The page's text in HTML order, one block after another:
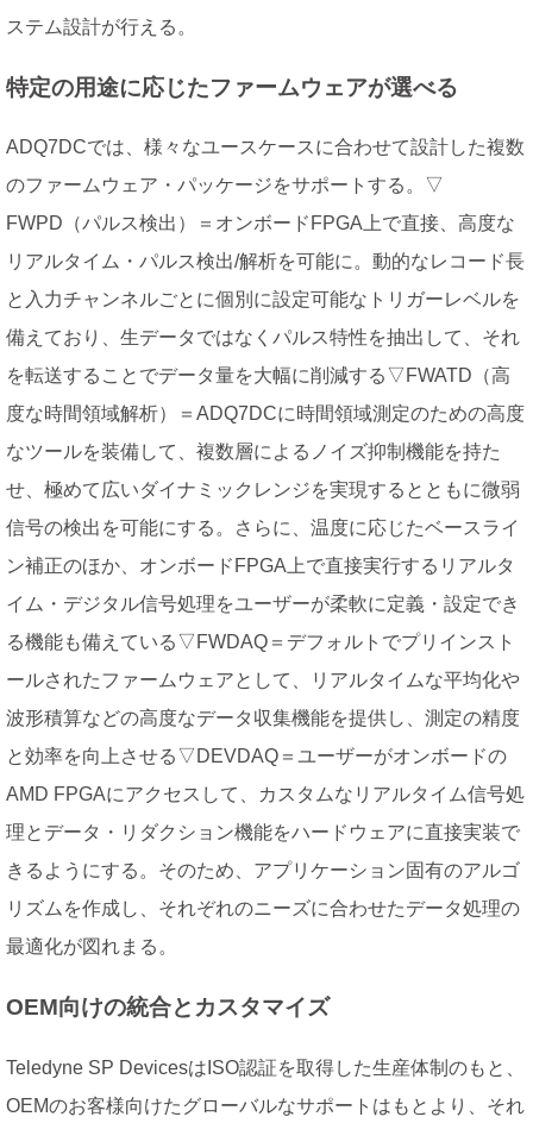
ステム設計が行える。
特定の用途に応じたファームウェアが選べる
ADQ7DCでは、様々なユースケースに合わせて設計した複数
のファームウェア・パッケージをサポートする。▽
FWPD（パルス検出）＝オンボードFPGA上で直接、高度な
リアルタイム・パルス検出/解析を可能に。動的なレコード長
と入力チャンネルごとに個別に設定可能なトリガーレベルを
備えており、生データではなくパルス特性を抽出して、それ
を転送することでデータ量を大幅に削減する▽FWATD（高
度な時間領域解析）＝ADQ7DCに時間領域測定のための高度
なツールを装備して、複数層によるノイズ抑制機能を持た
せ、極めて広いダイナミックレンジを実現するとともに微弱
信号の検出を可能にする。さらに、温度に応じたベースライ
ン補正のほか、オンボードFPGA上で直接実行するリアルタ
イム・デジタル信号処理をユーザーが柔軟に定義・設定でき
る機能も備えている▽FWDAQ＝デフォルトでプリインスト
ールされたファームウェアとして、リアルタイムな平均化や
波形積算などの高度なデータ収集機能を提供し、測定の精度
と効率を向上させる▽DEVDAQ＝ユーザーがオンボードの
AMD FPGAにアクセスして、カスタムなリアルタイム信号処
理とデータ・リダクション機能をハードウェアに直接実装で
きるようにする。そのため、アプリケーション固有のアルゴ
リズムを作成し、それぞれのニーズに合わせたデータ処理の
最適化が図れまる。
OEM向けの統合とカスタマイズ
Teledyne SP DevicesはISO認証を取得した生産体制のもと、
OEMのお客様向けたグローバルなサポートはもとより、それ